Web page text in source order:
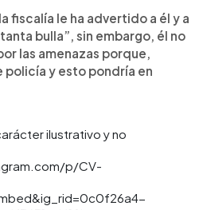
fiscalía le ha advertido a él y a
bulla”, sin embargo, él no
las amenazas porque,
policía y esto pondría en
ilustrativo y no
p/CV-